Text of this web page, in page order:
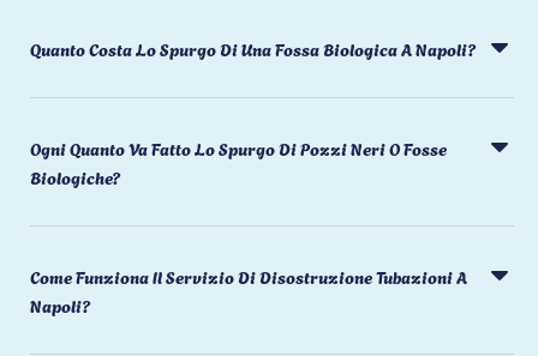
Quanto Costa Lo Spurgo Di Una Fossa Biologica A Napoli?
Ogni Quanto Va Fatto Lo Spurgo Di Pozzi Neri O Fosse
Biologiche?
Come Funziona Il Servizio Di Disostruzione Tubazioni A
Napoli?